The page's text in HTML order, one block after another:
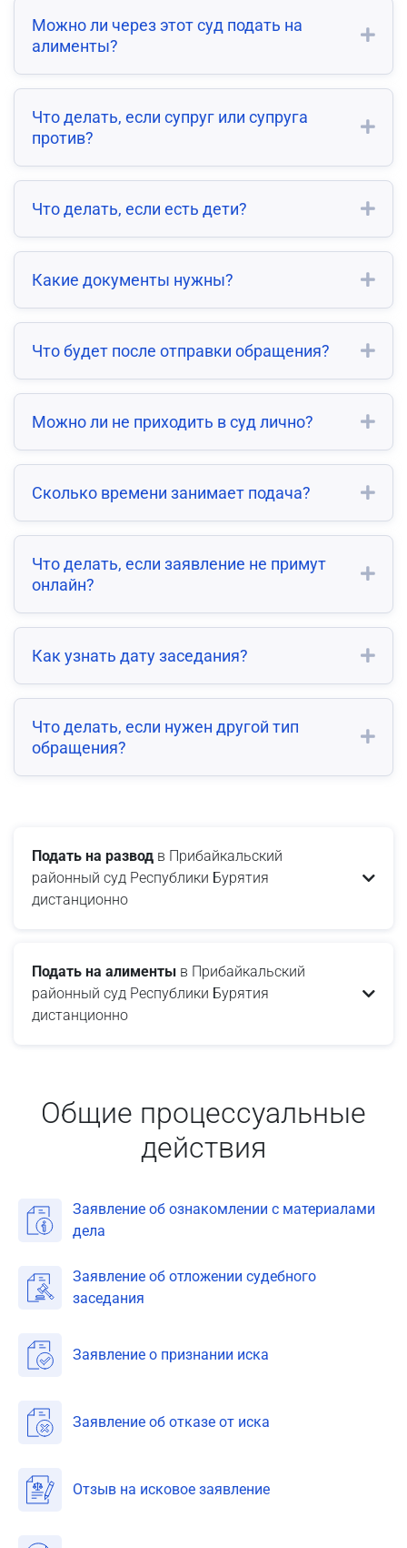
Можно ли через этот суд подать на
алименты?
Что делать, если супруг или супруга
против?
Что делать, если есть дети?
Какие документы нужны?
Что будет после отправки обращения?
Можно ли не приходить в суд лично?
Сколько времени занимает подача?
Что делать, если заявление не примут
онлайн?
Как узнать дату заседания?
Что делать, если нужен другой тип
обращения?
Подать на развод в Прибайкальский
районный суд Республики Бурятия
дистанционно
Подать на алименты в Прибайкальский
районный суд Республики Бурятия
дистанционно
Общие процессуальные
действия
Заявление об ознакомлении с материалами
дела
Заявление об отложении судебного
заседания
Заявление о признании иска
Заявление об отказе от иска
Отзыв на исковое заявление